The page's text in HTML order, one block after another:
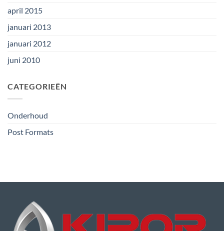
april 2015
januari 2013
januari 2012
juni 2010
CATEGORIEËN
Onderhoud
Post Formats